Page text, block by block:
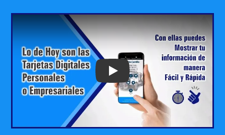
Play: Keynote (Google I/O '18)